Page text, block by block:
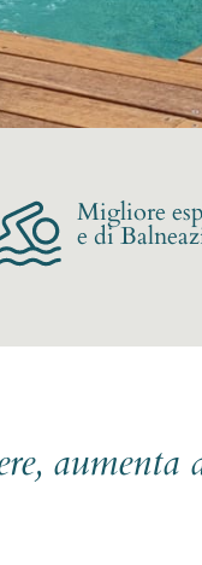
Migliore
e di